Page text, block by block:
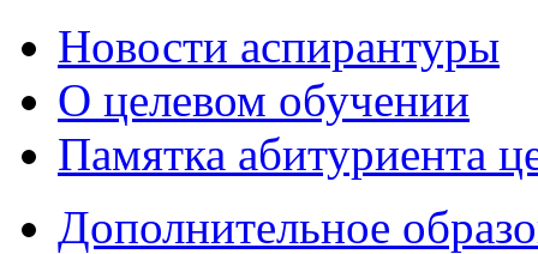
Новости аспирантуры
О целевом обучении
Памятка абитуриента
Дополнительное